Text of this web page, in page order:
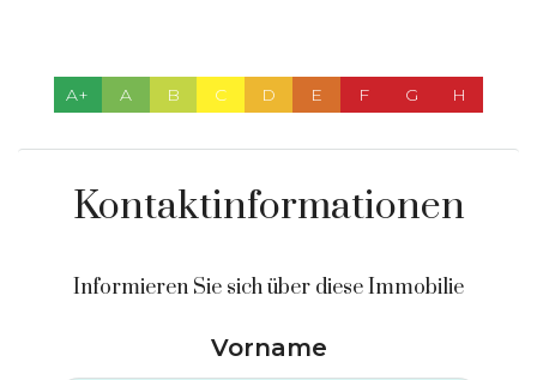
A+ A B C D E F G H
Kontaktinformationen
Informieren Sie sich über diese Immobilie
Vorname